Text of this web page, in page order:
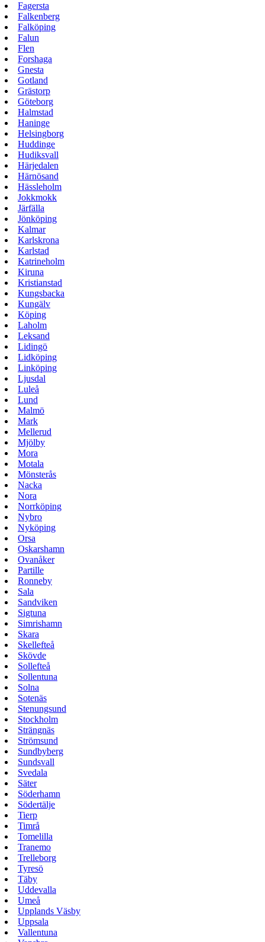
Fagersta
Falkenberg
Falköping
Falun
Flen
Forshaga
Gnesta
Gotland
Grästorp
Göteborg
Halmstad
Haninge
Helsingborg
Huddinge
Hudiksvall
Härjedalen
Härnösand
Hässleholm
Jokkmokk
Järfälla
Jönköping
Kalmar
Karlskrona
Karlstad
Katrineholm
Kiruna
Kristianstad
Kungsbacka
Kungälv
Köping
Laholm
Leksand
Lidingö
Lidköping
Linköping
Ljusdal
Luleå
Lund
Malmö
Mark
Mellerud
Mjölby
Mora
Motala
Mönsterås
Nacka
Nora
Norrköping
Nybro
Nyköping
Orsa
Oskarshamn
Ovanåker
Partille
Ronneby
Sala
Sandviken
Sigtuna
Simrishamn
Skara
Skellefteå
Skövde
Sollefteå
Sollentuna
Solna
Sotenäs
Stenungsund
Stockholm
Strängnäs
Strömsund
Sundbyberg
Sundsvall
Svedala
Säter
Söderhamn
Södertälje
Tierp
Timrå
Tomelilla
Tranemo
Trelleborg
Tyresö
Täby
Uddevalla
Umeå
Upplands Väsby
Uppsala
Vallentuna